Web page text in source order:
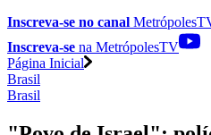
Inscreva-se no canal
Inscreva-se na MetrópolesTV
Página Inicial
Brasil
Brasil